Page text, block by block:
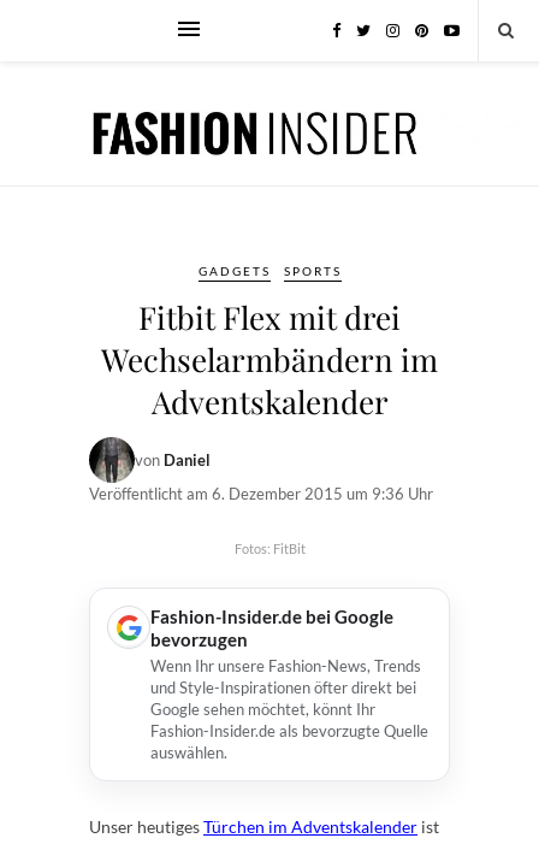
GADGETS SPORTS
Fitbit Flex mit drei
Wechselarmbändern im
Adventskalender
von Daniel
Veröffentlicht am 6. Dezember 2015 um 9:36 Uhr
Fotos: FitBit
Fashion-Insider.de bei Google
bevorzugen
Wenn Ihr unsere Fashion-News, Trends
und Style-Inspirationen öfter direkt bei
Google sehen möchtet, könnt Ihr
Fashion-Insider.de als bevorzugte Quelle
auswählen.
Unser heutigesTürchen im Adventskalender ist